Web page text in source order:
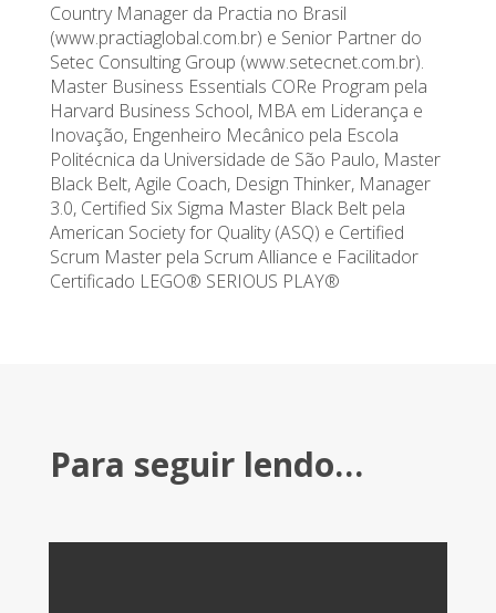
Country Manager da Practia no Brasil
(www.practiaglobal.com.br) e Senior Partner do
Setec Consulting Group (www.setecnet.com.br).
Master Business Essentials CORe Program pela
Harvard Business School, MBA em Liderança e
Inovação, Engenheiro Mecânico pela Escola
Politécnica da Universidade de São Paulo, Master
Black Belt, Agile Coach, Design Thinker, Manager
3.0, Certified Six Sigma Master Black Belt pela
American Society for Quality (ASQ) e Certified
Scrum Master pela Scrum Alliance e Facilitador
Certificado LEGO® SERIOUS PLAY®
Para seguir lendo…